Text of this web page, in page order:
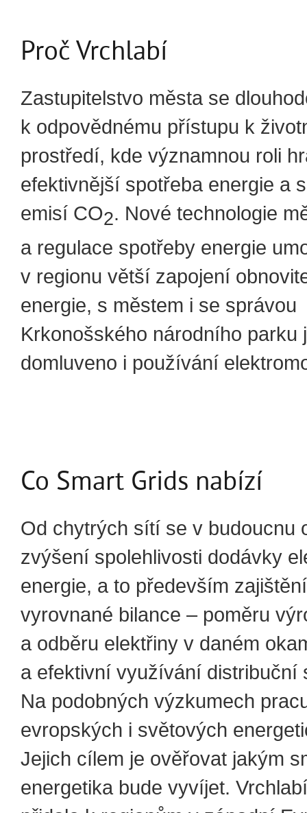
Proč Vrchlabí
Zastupitelstvo města se
k odpovědnému přístupu k
prostředí, kde významnou roli
efektivnější spotřeba energie a
emisí CO2. Nové technologie
a regulace spotřeby energie
v regionu větší zapojení
energie, s městem i se správou
Krkonošského národního parku
domluveno i používání
Co Smart Grids nabízí
Od chytrých sítí se v budoucnu
zvýšení spolehlivosti dodávky
energie, a to především
vyrovnané bilance – poměru
a odběru elektřiny v daném
a efektivní využívání distribuční
Na podobných výzkumech
evropských i světových
Jejich cílem je ověřovat jakým
energetika bude vyvíjet.